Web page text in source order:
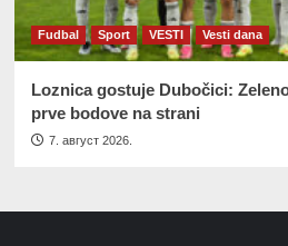
Fudbal Sport VESTI Vesti dana
Loznica gostuje Dubočici:
prve bodove na strani
7. август 2026.